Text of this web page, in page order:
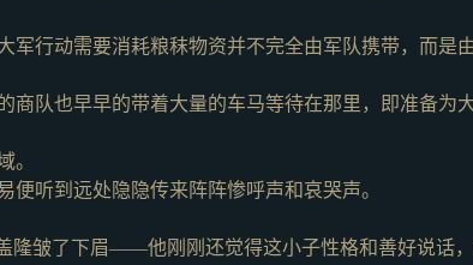
行动需要消耗粮秣物资并不完全由军队携带，而是
队也早早的带着大量的车马等待在那里，即准备为
。
听到远处隐隐传来阵阵惨呼声和哀哭声。
隆皱了下眉——他刚刚还觉得这小子性格和善好说话